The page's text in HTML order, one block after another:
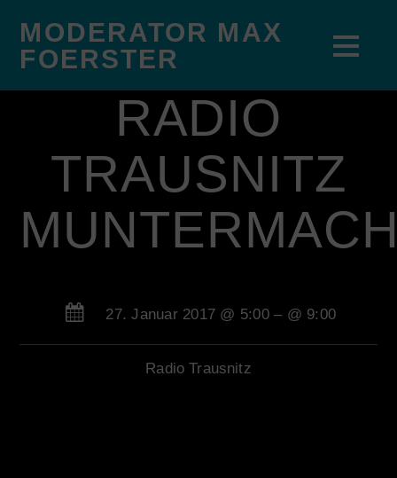
MODERATOR MAX
FOERSTER
RADIO
TRAUSNITZ
27. Januar 2017 @ 5:00– @ 9:00
Radio Trausnitz